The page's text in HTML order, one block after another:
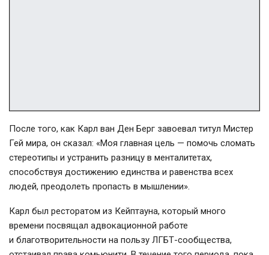
После того, как Карл ван Ден Берг завоевал титул Мистер
Гей мира, он сказал: «Моя главная цель — помочь сломать
стереотипы и устранить разницу в менталитетах,
способствуя достижению единства и равенства всех
людей, преодолеть пропасть в мышлении».
Карл был ресторатом из Кейптауна, который много
времени посвящал адвокационной работе
и благотворительности на пользу ЛГБТ-сообщества,